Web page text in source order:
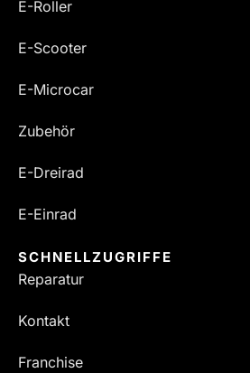
E-Roller
E-Scooter
E-Microcar
Zubehör
E-Dreirad
E-Einrad
SCHNELLZUGRIFFE
Reparatur
Kontakt
Franchise